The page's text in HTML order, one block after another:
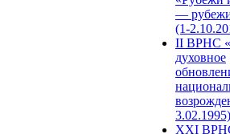
—
(1-
II ВРНС
духовное
3.02.1995)
XХI